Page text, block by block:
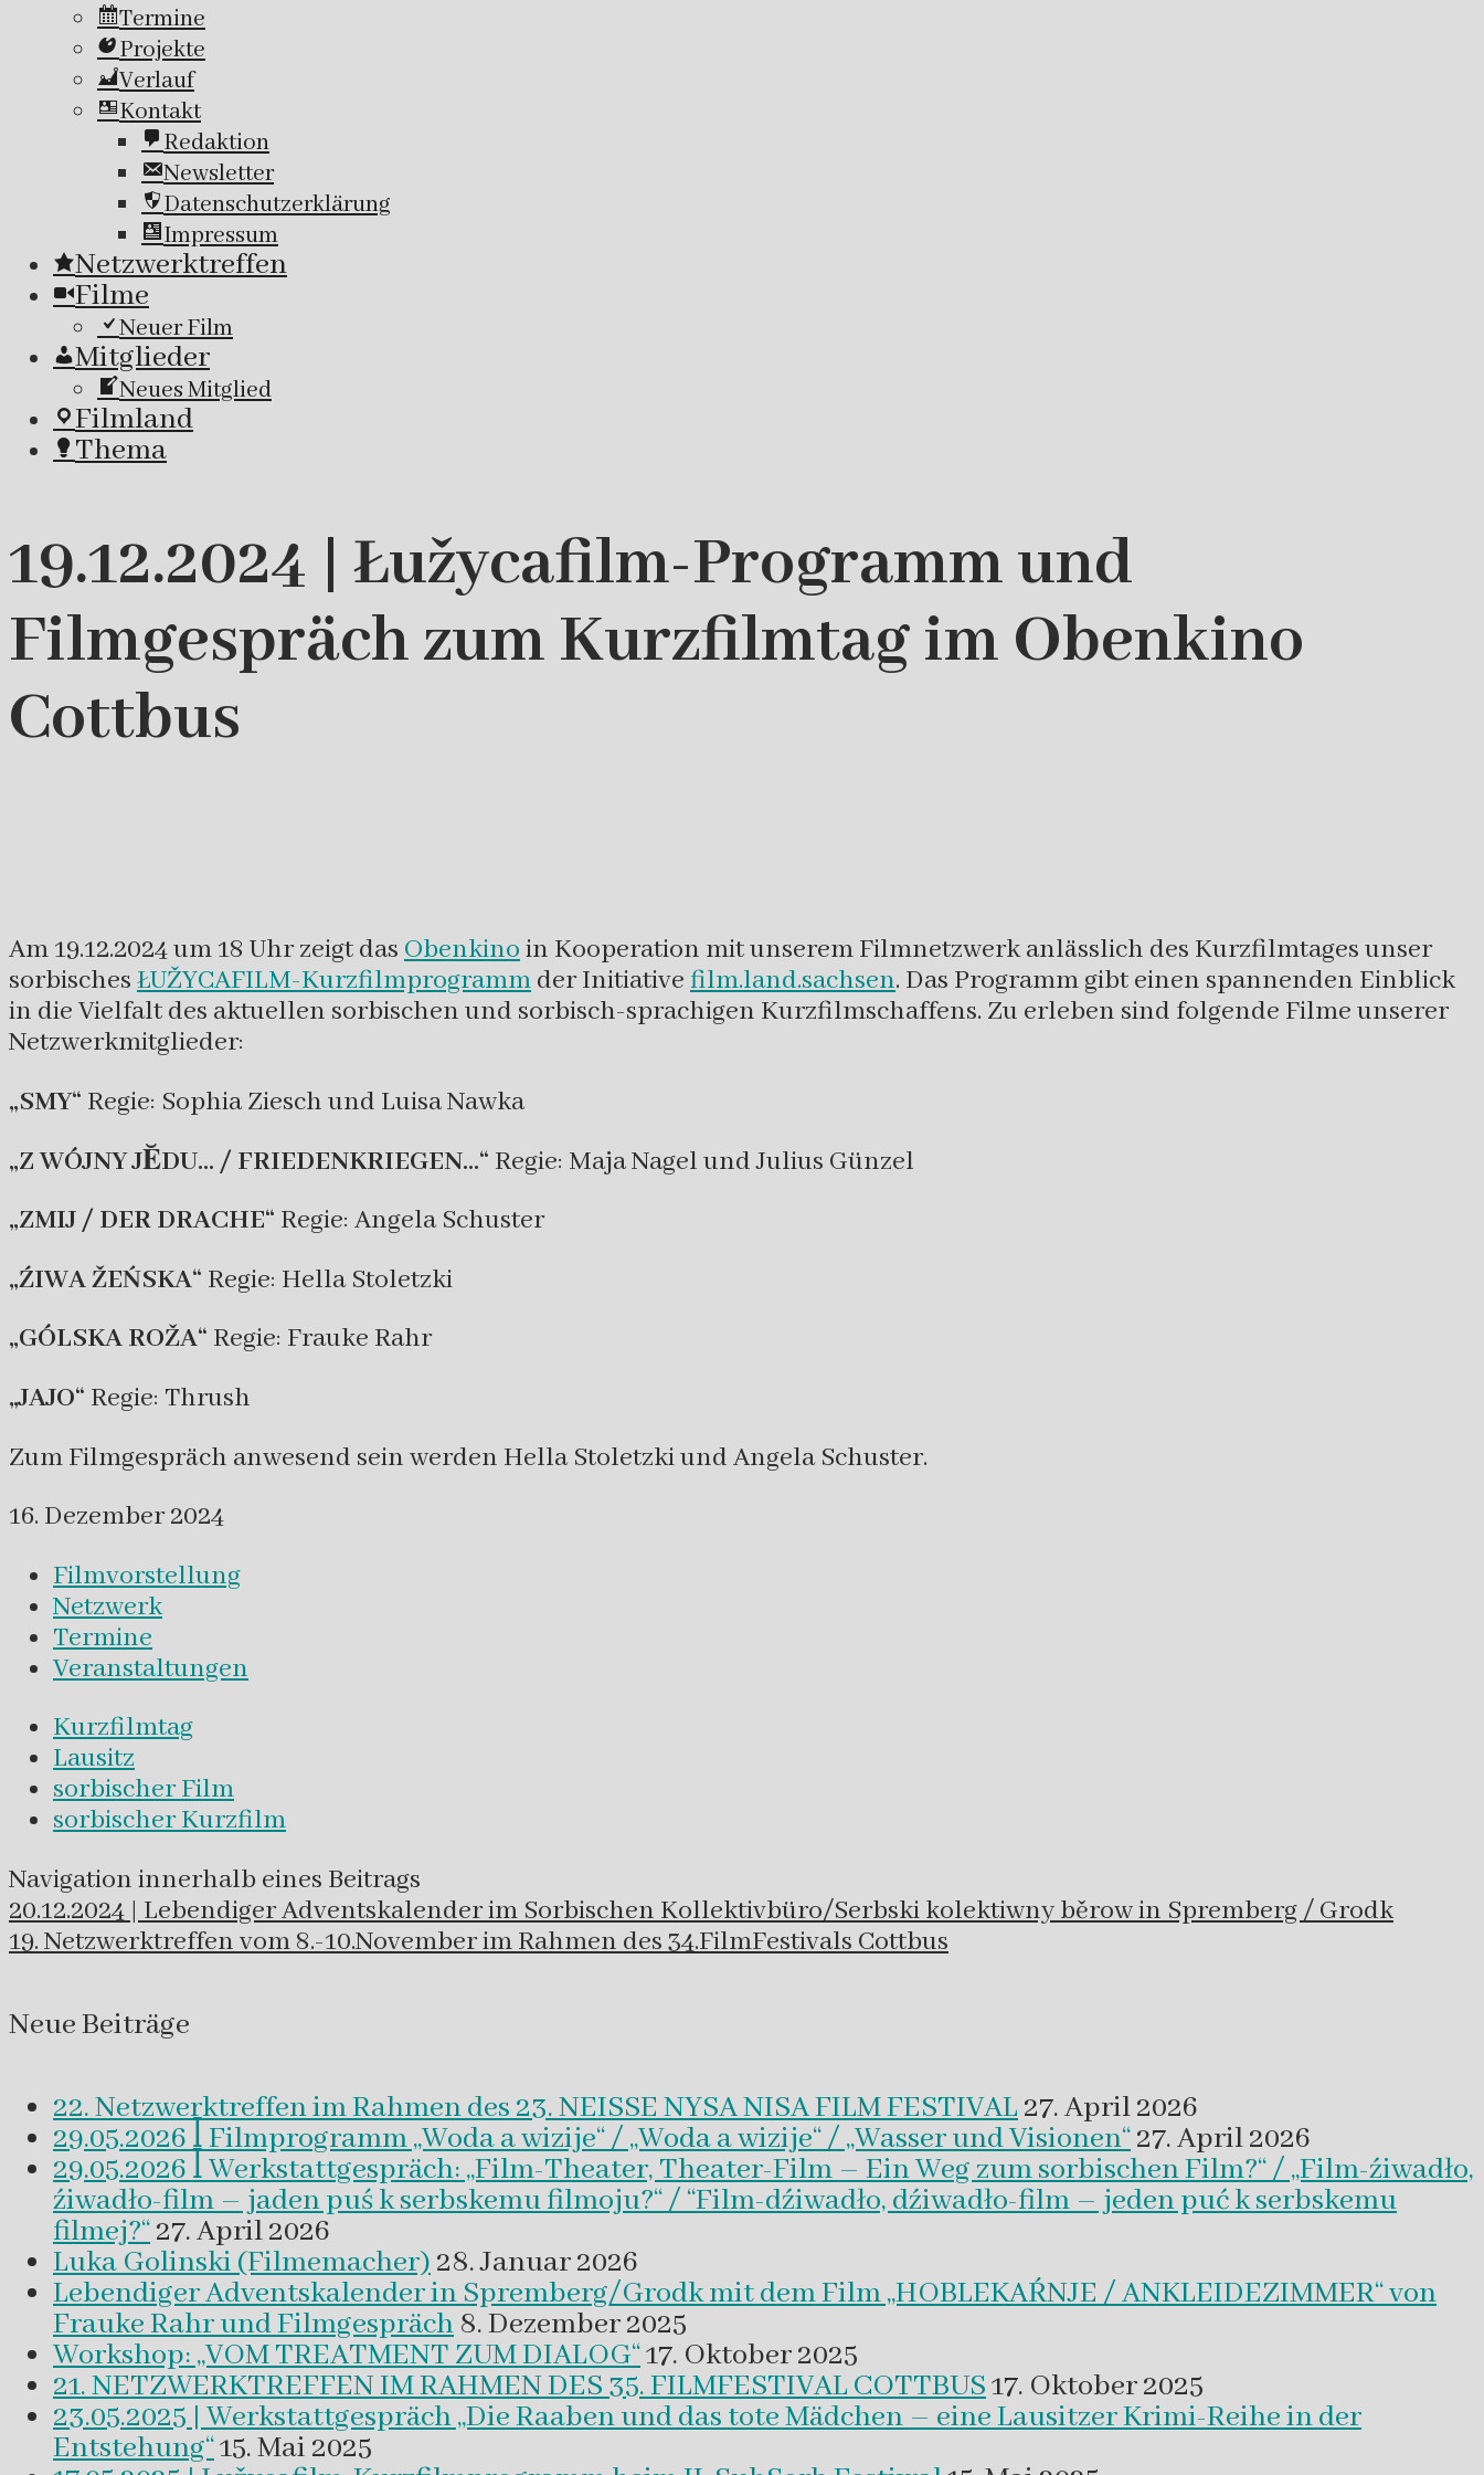
Termine
Projekte
Verlauf
Kontakt
Redaktion
Newsletter
Datenschutzerklärung
Impressum
Netzwerktreffen
Filme
Neuer Film
Mitglieder
Neues Mitglied
Filmland
Thema
19.12.2024 | Łužycafilm-Programm und
Filmgespräch zum Kurzfilmtag im Obenkino
Cottbus
Am 19.12.2024 um 18 Uhr zeigt dasObenkinoin Kooperation mit unserem Filmnetzwerk anlässlich des Kurzfilmtages unser
sorbischesŁUŽYCAFILM-Kurzfilmprogrammder Initiativefilm.land.sachsen. Das Programm gibt einen spannenden Einblick
in die Vielfalt des aktuellen sorbischen und sorbisch-sprachigen Kurzfilmschaffens. Zu erleben sind folgende Filme unserer
Netzwerkmitglieder:
„SMY“ Regie: Sophia Ziesch und Luisa Nawka
„Z WÓJNY JĔDU… / FRIEDENKRIEGEN…“ Regie: Maja Nagel und Julius Günzel
„ZMIJ / DER DRACHE“ Regie: Angela Schuster
„ŹIWA ŽEŃSKA“ Regie: Hella Stoletzki
„GÓLSKA ROŽA“ Regie: Frauke Rahr
„JAJO“ Regie: Thrush
Zum Filmgespräch anwesend sein werden Hella Stoletzki und Angela Schuster.
16. Dezember 2024
Filmvorstellung
Netzwerk
Termine
Veranstaltungen
Kurzfilmtag
Lausitz
sorbischer Film
sorbischer Kurzfilm
Navigation innerhalb eines Beitrags
20.12.2024 | Lebendiger Adventskalender im Sorbischen Kollektivbüro/Serbski kolektiwny běrow in Spremberg / Grodk
19. Netzwerktreffen vom 8.-10.November im Rahmen des 34.FilmFestivals Cottbus
Neue Beiträge
22. Netzwerktreffen im Rahmen des 23. NEISSE NYSA NISA FILM FESTIVAL27. April 2026
29.05.2026 ꟾ Filmprogramm „Woda a wizije“ / „Woda a wizije“ / „Wasser und Visionen“27. April 2026
29.05.2026 ꟾ Werkstattgespräch: „Film-Theater, Theater-Film – Ein Weg zum sorbischen Film?“ / „Film-źiwadło,
źiwadło-film – jaden puś k serbskemu filmoju?“ / “Film-dźiwadło, dźiwadło-film – jeden puć k serbskemu
filmej?“27. April 2026
Luka Golinski (Filmemacher)28. Januar 2026
Lebendiger Adventskalender in Spremberg/Grodk mit dem Film „HOBLEKAŔNJE / ANKLEIDEZIMMER“ von
Frauke Rahr und Filmgespräch 8. Dezember 2025
Workshop: „VOM TREATMENT ZUM DIALOG“17. Oktober 2025
21. NETZWERKTREFFEN IM RAHMEN DES 35. FILMFESTIVAL COTTBUS17. Oktober 2025
23.05.2025 | Werkstattgespräch „Die Raaben und das tote Mädchen – eine Lausitzer Krimi-Reihe in der
Entstehung“15. Mai 2025